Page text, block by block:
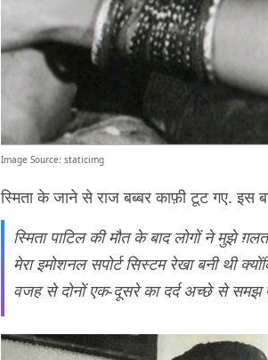
Image Source: staticimg
स्मिता के जाने से राज बब्बर काफ़ी टूट गए. इस
स्मिता पाटिल की मौत के बाद लोगों ने मुझे
मेरा इमोशनल सपोर्ट सिस्टम रेखा बनी थी
वजह से दोनों एक-दूसरे का दर्द अच्छे से समझ